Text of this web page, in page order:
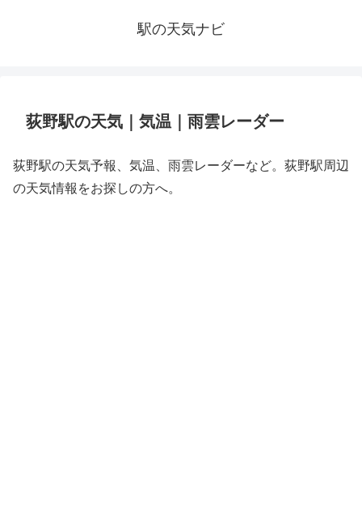
駅の天気ナビ
荻野駅の天気｜気温｜雨雲レーダー
荻野駅の天気予報、気温、雨雲レーダーなど。荻野駅周辺
の天気情報をお探しの方へ。